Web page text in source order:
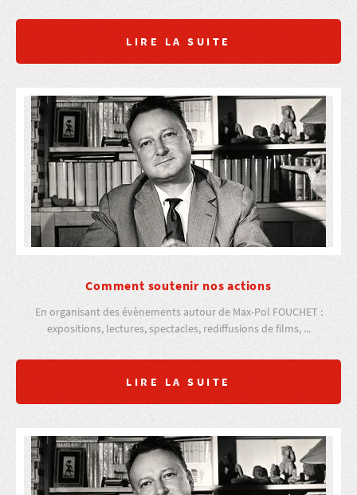
LIRE LA SUITE
Comment soutenir nos actions
En organisant des évènements autour de Max-Pol FOUCHET :
expositions, lectures, spectacles, rediffusions de films, ...
LIRE LA SUITE